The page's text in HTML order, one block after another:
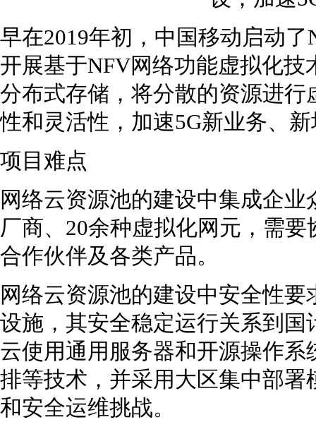
早在2019年初，中国移动启动
开展基于NFV网络功能虚拟化
分布式存储，将分散的资源进
性和灵活性，加速5G新业务、
项目难点
网络云资源池的建设中集成企
厂商、20余种虚拟化网元，需
合作伙伴及各类产品。
网络云资源池的建设中安全性
设施，其安全稳定运行关系到
云使用通用服务器和开源操作
排等技术，并采用大区集中部
和安全运维挑战。